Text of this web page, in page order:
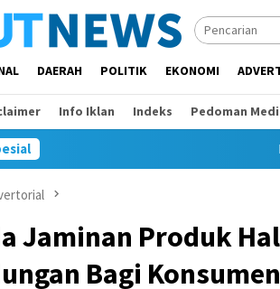
DAERAH POLITIK EKONOMI
Info Iklan Indeks Pedoman
Bawaslu
Jaminan Produk
Bagi